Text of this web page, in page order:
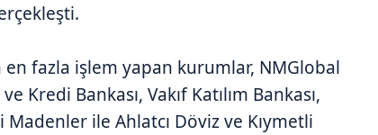
en fazla işlem yapan kurumlar, NMGlobal
Kredi Bankası, Vakıf Katılım Bankası,
ile Ahlatcı Döviz ve Kıymetli